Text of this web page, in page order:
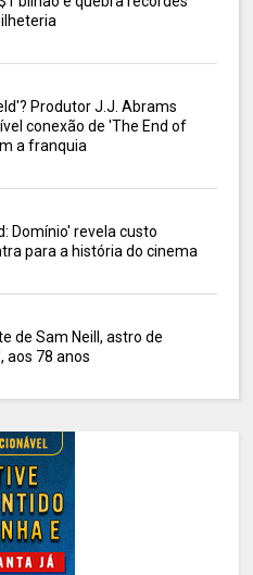
Produtor J.J. Abrams
conexão de 'The End of
a franquia
Domínio' revela custo
para a história do cinema
de Sam Neill, astro de
aos 78 anos